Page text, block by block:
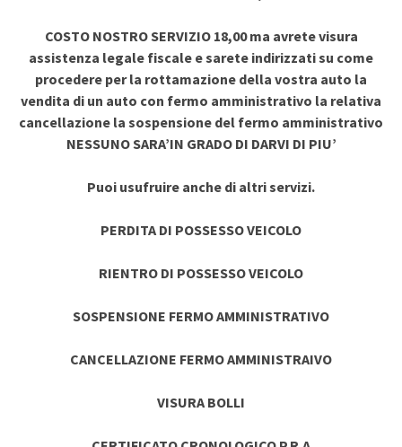
COSTO NOSTRO SERVIZIO 18,00 ma avrete visura
assistenza legale fiscale e sarete indirizzati su come
procedere per la rottamazione della vostra auto la
vendita di un auto con fermo amministrativo la relativa
cancellazione la sospensione del fermo amministrativo
NESSUNO SARA’IN GRADO DI DARVI DI PIU’
Puoi usufruire anche di altri servizi.
PERDITA DI POSSESSO VEICOLO
RIENTRO DI POSSESSO VEICOLO
SOSPENSIONE FERMO AMMINISTRATIVO
CANCELLAZIONE FERMO AMMINISTRAIVO
VISURA BOLLI